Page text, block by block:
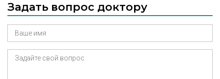
Задать вопрос доктору